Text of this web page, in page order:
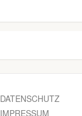
DATENSCHUTZ
IMPRESSUM